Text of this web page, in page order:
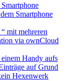
Smartphone
mit mehreren
via ownCloud
Handy aufs
auf Grund
Hexenwerk